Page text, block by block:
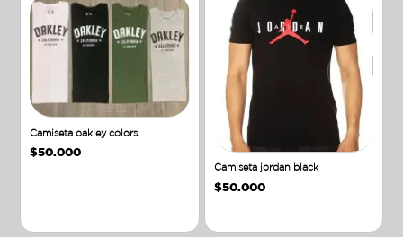
Camiseta oakley colors
$50.000
Camiseta jordan black
$50.000